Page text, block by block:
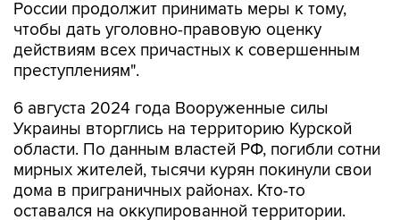
России продолжит принимать меры к тому,
чтобы дать уголовно-правовую оценку
действиям всех причастных к совершенным
преступлениям".
6 августа 2024 года Вооруженные силы
Украины вторглись на территорию Курской
области. По данным властей РФ, погибли сотни
мирных жителей, тысячи курян покинули свои
дома в приграничных районах. Кто-то
оставался на оккупированной территории.